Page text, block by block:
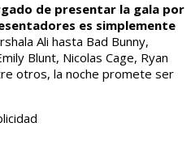
de presentar la gala por
es simplemente
Ali hasta Bad Bunny,
Blunt, Nicolas Cage, Ryan
otros, la noche promete ser